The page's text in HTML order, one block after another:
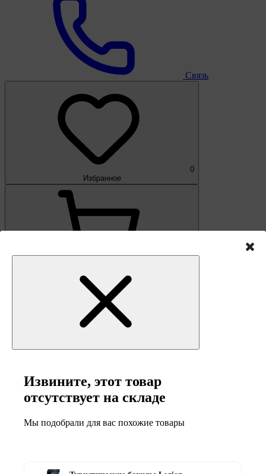
Связь
0
Избранное
Корзина
Извините, этот товар
отсутствует на складе
Мы подобрали для вас похожие товары